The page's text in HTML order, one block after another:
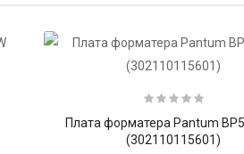
Плата форматера Pantum
(302110115601)